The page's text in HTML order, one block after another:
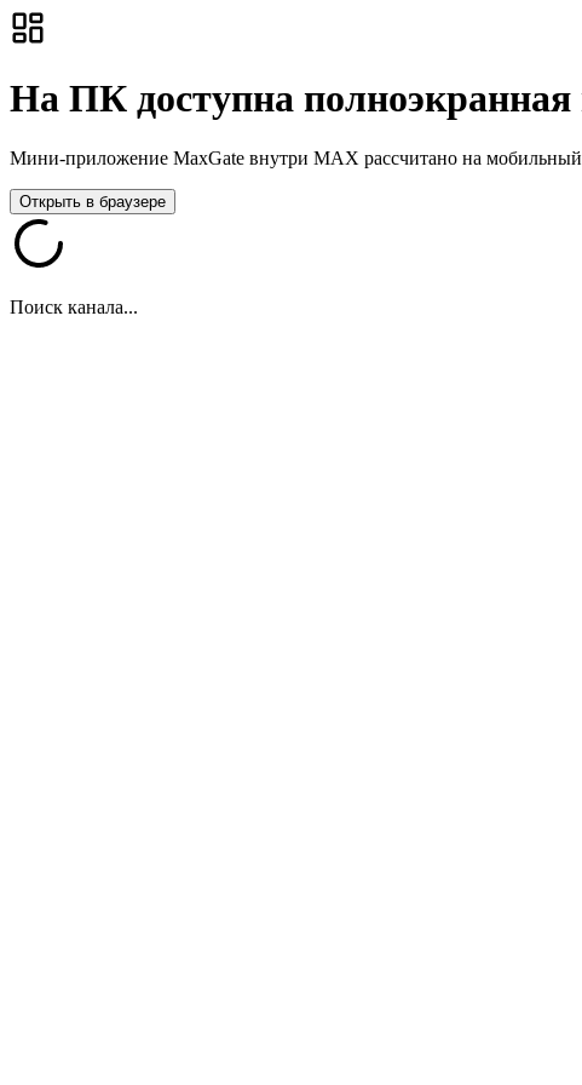
На ПК доступна полноэкранная
Мини-приложение MaxGate внутри MAX рассчитано на мобильный
Открыть в браузере
Поиск канала...